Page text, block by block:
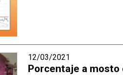
12/03/2021
Porcentaje a mosto